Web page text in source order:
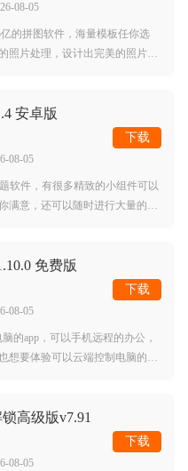
08-05
的拼图软件，海量模板任你选
照片处理，设计出完美的照片，
安卓版
08-05
软件，有很多精致的小组件可以
满意，还可以随时进行大量的资
下载
免费版
08-05
的app，可以手机远程的办公，
想要体验可以云端控制电脑的
下载
高级版v7.91
08-05
下载